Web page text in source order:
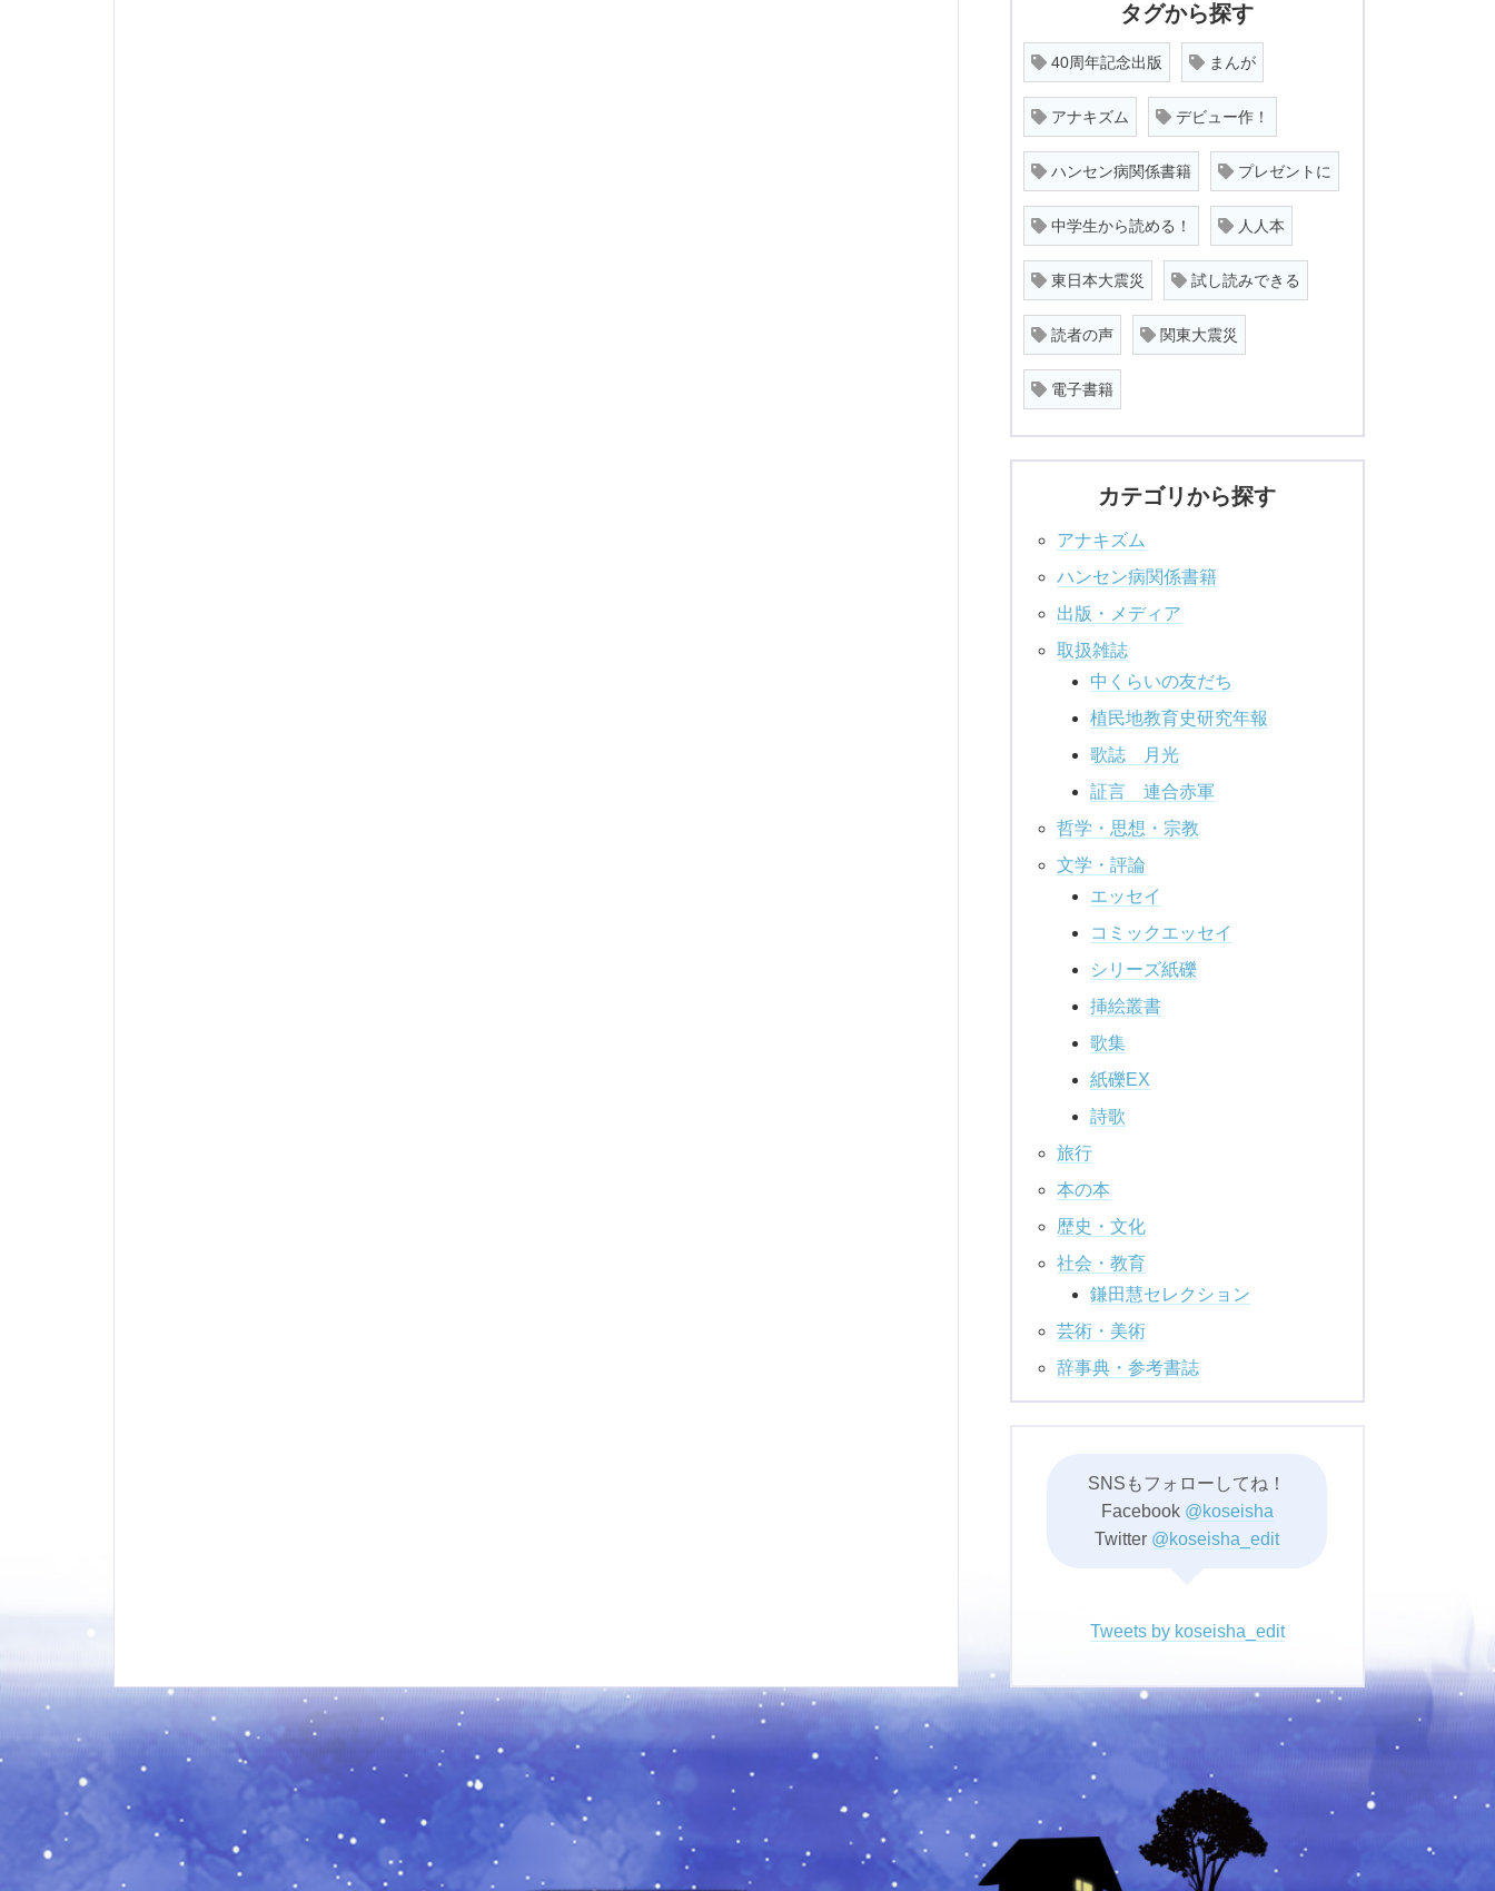
タグから探す
40周年記念出版 まんが
アナキズム デビュー作！
ハンセン病関係書籍 プレゼントに
中学生から読める！ 人人本
東日本大震災 試し読みできる
読者の声 関東大震災
電子書籍
カテゴリから探す
アナキズム
ハンセン病関係書籍
出版・メディア
取扱雑誌
中くらいの友だち
植民地教育史研究年報
歌誌 月光
証言 連合赤軍
哲学・思想・宗教
文学・評論
エッセイ
コミックエッセイ
シリーズ紙礫
挿絵叢書
歌集
紙礫EX
詩歌
旅行
本の本
歴史・文化
社会・教育
鎌田慧セレクション
芸術・美術
辞事典・参考書誌
SNSもフォローしてね！
Facebook @koseisha
Twitter @koseisha_edit
Tweets by koseisha_edit